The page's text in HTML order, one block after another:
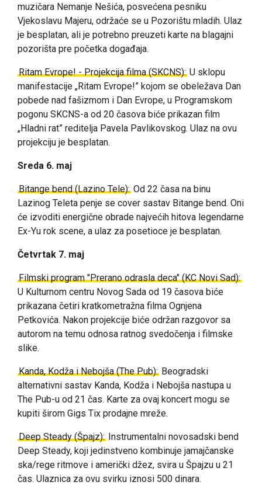
muzičara Nemanje Nešića, posvećena pesniku
Vjekoslavu Majeru, održaće se u Pozorištu mladih. Ulaz
je besplatan, ali je potrebno preuzeti karte na blagajni
pozorišta pre početka događaja.
Ritam Evrope! - Projekcija filma (SKCNS): U sklopu
manifestacije „Ritam Evrope!” kojom se obeležava Dan
pobede nad fašizmom i Dan Evrope, u Programskom
pogonu SKCNS-a od 20 časova biće prikazan film
„Hladni rat” reditelja Pavela Pavlikovskog. Ulaz na ovu
projekciju je besplatan.
Sreda 6. maj
Bitange bend (Lazino Tele): Od 22 časa na binu
Lazinog Teleta penje se cover sastav Bitange bend. Oni
će izvoditi energične obrade najvećih hitova legendarne
Ex-Yu rok scene, a ulaz za posetioce je besplatan.
Četvrtak 7. maj
Filmski program "Prerano odrasla deca" (KC Novi Sad):
U Kulturnom centru Novog Sada od 19 časova biće
prikazana četiri kratkometražna filma Ognjena
Petkovića. Nakon projekcije biće održan razgovor sa
autorom na temu odnosa ratnog svedočenja i filmske
slike.
Kanda, Kodža i Nebojša (The Pub): Beogradski
alternativni sastav Kanda, Kodža i Nebojša nastupa u
The Pub-u od 21 čas. Karte za ovaj koncert mogu se
kupiti širom Gigs Tix prodajne mreže.
Deep Steady (Špajz): Instrumentalni novosadski bend
Deep Steady, koji jedinstveno kombinuje jamajčanske
ska/rege ritmove i američki džez, svira u Špajzu u 21
čas. Ulaznica za ovu svirku iznosi 500 dinara.